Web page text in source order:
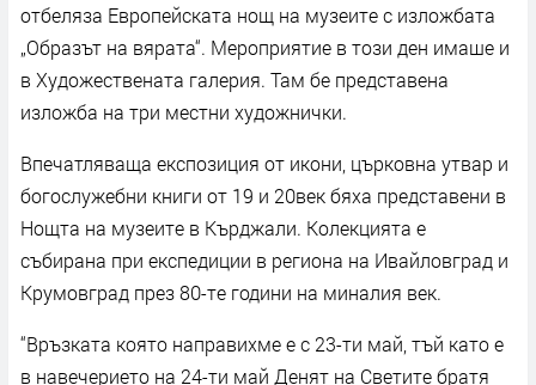
отбеляза Европейската нощ на музеите с изложбата
„Образът на вярата“. Мероприятие в този ден имаше и
в Художествената галерия. Там бе представена
изложба на три местни художнички.
Впечатляваща експозиция от икони, църковна утвар и
богослужебни книги от 19 и 20век бяха представени в
Нощта на музеите в Кърджали. Колекцията е
събирана при експедиции в региона на Ивайловград и
Крумовград през 80-те години на миналия век.
“Връзката която направихме е с 23-ти май, тъй като е
в навечерието на 24-ти май Денят на Светите братя